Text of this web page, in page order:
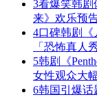
3看爆笑韩剧
来》欢乐预
4口碑韩剧
「恐怖真人
5韩剧《
女性观众大
6韩国引爆话